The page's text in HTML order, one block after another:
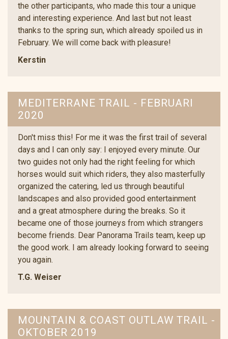
the other participants, who made this tour a unique
and interesting experience. And last but not least
thanks to the spring sun, which already spoiled us in
February. We will come back with pleasure!
Kerstin
MEDITERRANE TRAIL - FEBRUARI
2020
Don't miss this! For me it was the first trail of several
days and I can only say: I enjoyed every minute. Our
two guides not only had the right feeling for which
horses would suit which riders, they also masterfully
organized the catering, led us through beautiful
landscapes and also provided good entertainment
and a great atmosphere during the breaks. So it
became one of those journeys from which strangers
become friends. Dear Panorama Trails team, keep up
the good work. I am already looking forward to seeing
you again.
T.G. Weiser
MOUNTAIN & COAST OUTLAW TRAIL -
OKTOBER 2019